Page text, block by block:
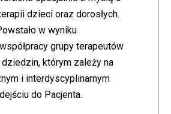
dzieci oraz dorosłych.
w wyniku
grupy terapeutów
dziedzin, którym zależy na
i interdyscyplinarnym
do Pacjenta.